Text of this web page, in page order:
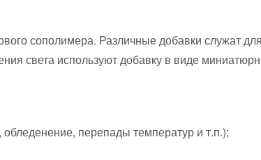
сополимера. Различные добавки служат для
света используют добавку в виде
перепады температур и т.п.);